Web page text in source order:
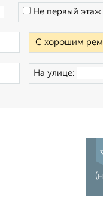
Не первый этаж
На улице: